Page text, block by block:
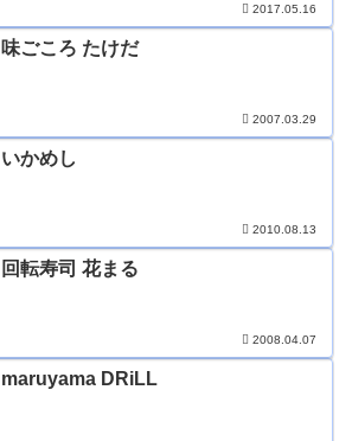
2017.05.16
味ごころ たけだ
2007.03.29
いかめし
2010.08.13
回転寿司 花まる
2008.04.07
maruyama DRiLL